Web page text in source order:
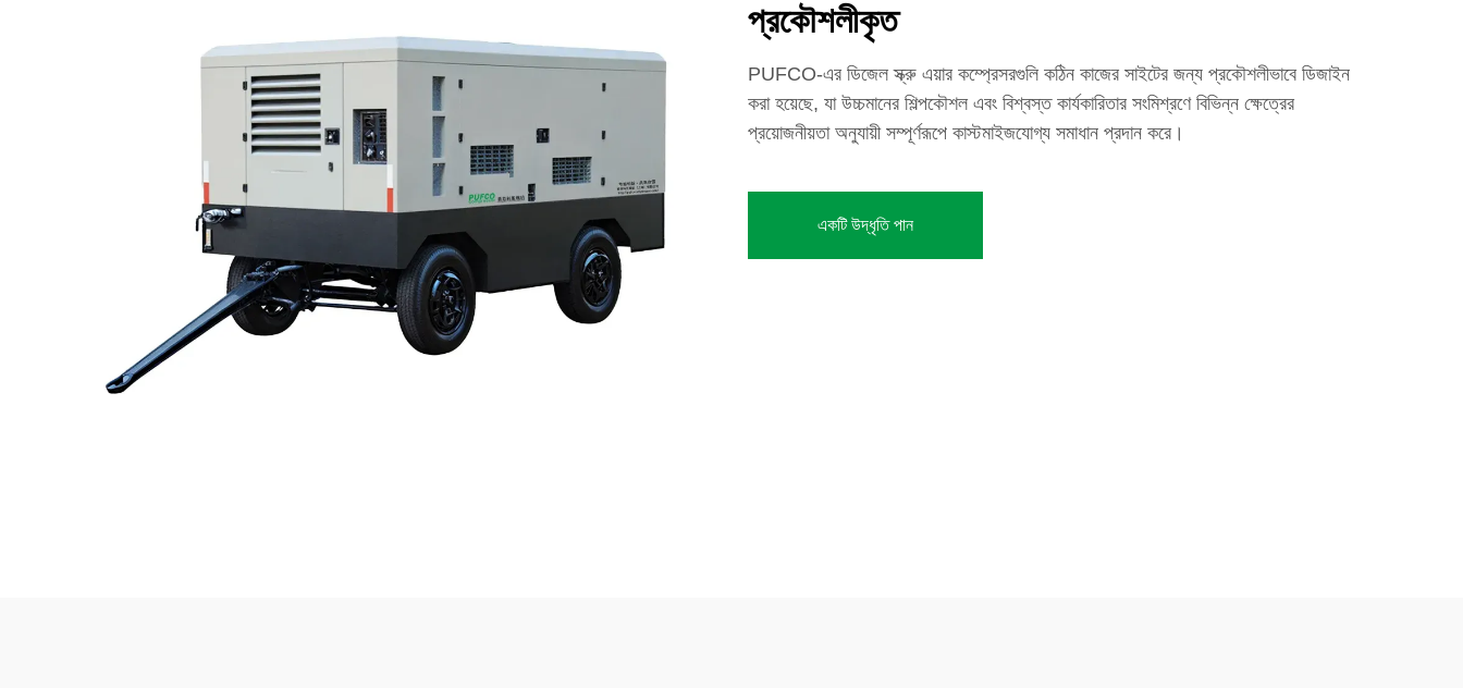
প্রকৌশলীকৃত
PUFCO-এর ডিজেল স্ক্রু এয়ার কম্প্রেসরগুলি কঠিন কাজের সাইটের জন্য প্রকৌশলীভাবে ডিজাইন
করা হয়েছে, যা উচ্চমানের শিল্পকৌশল এবং বিশ্বস্ত কার্যকারিতার সংমিশ্রণে বিভিন্ন ক্ষেত্রের
প্রয়োজনীয়তা অনুযায়ী সম্পূর্ণরূপে কাস্টমাইজযোগ্য সমাধান প্রদান করে।
একটি উদ্ধৃতি পান